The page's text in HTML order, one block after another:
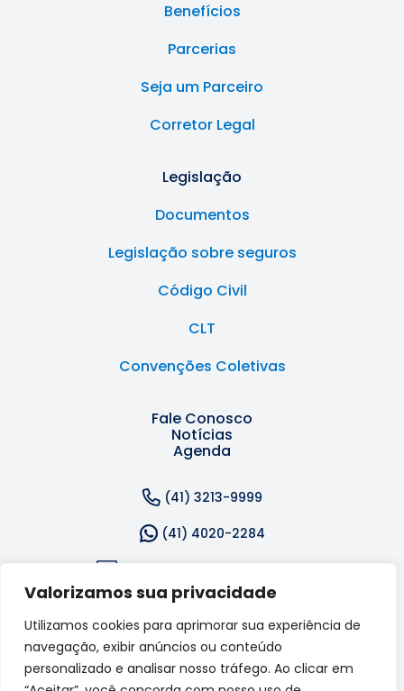
Valorizamos sua privacidade
Utilizamos cookies para aprimorar sua experiência de
navegação, exibir anúncios ou conteúdo
personalizado e analisar nosso tráfego. Ao clicar em
Benefícios
Parcerias
Seja um Parceiro
Corretor Legal
Legislação
Documentos
Legislação sobre seguros
Código Civil
CLT
Convenções Coletivas
Fale Conosco
Notícias
Agenda
(41) 3213-9999
(41) 4020-2284
secretaria@sincor-pr.org.br
Rua Dr. Reynaldo Machado, 1309 - Rebouças, Curitiba
- PR, 80215-242
Acompanhe-nos nas redes sociais: